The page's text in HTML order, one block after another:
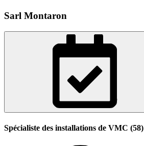
Sarl Montaron
Spécialiste des installations de VMC (58)